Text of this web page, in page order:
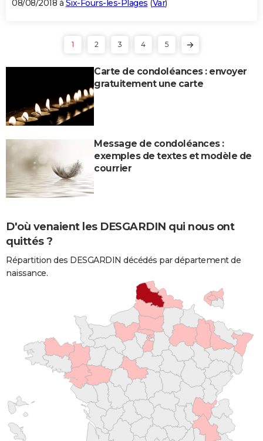
08/08/2018 à Six-Fours-les-Plages (Var)
1 2 3 4 5
Carte de condoléances : envoyer
gratuitement une carte
Message de condoléances :
exemples de textes et modèle de
courrier
D'où venaient les DESGARDIN qui nous ont
quittés ?
Répartition des DESGARDIN décédés par département de
naissance.